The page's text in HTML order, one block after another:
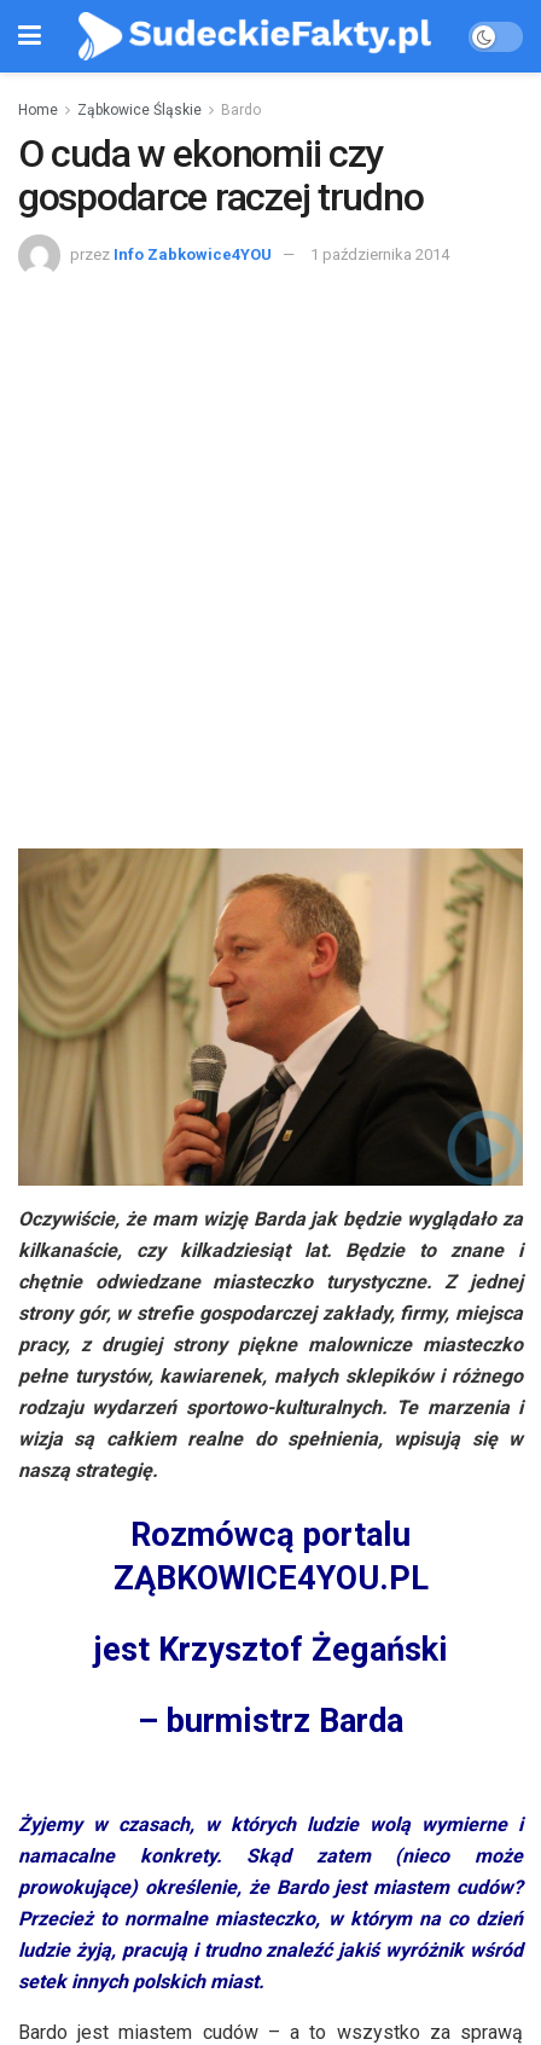
Home Ząbkowice Śląskie Bardo
O cuda w ekonomii czy
gospodarce raczej trudno
przez Info Zabkowice4YOU 1 października 2014
Oczywiście, że mam wizję Barda jak będzie wyglądało za
kilkanaście, czy kilkadziesiąt lat. Będzie to znane i
chętnie odwiedzane miasteczko turystyczne. Z jednej
strony gór, w strefie gospodarczej zakłady, firmy, miejsca
pracy, z drugiej strony piękne malownicze miasteczko
pełne turystów, kawiarenek, małych sklepików i różnego
rodzaju wydarzeń sportowo-kulturalnych. Te marzenia i
wizja są całkiem realne do spełnienia, wpisują się w
naszą strategię.
Rozmówcą portalu
ZĄBKOWICE4YOU.PL
jest Krzysztof Żegański
– burmistrz Barda
Żyjemy w czasach, w których ludzie wolą wymierne i
namacalne konkrety. Skąd zatem (nieco może
prowokujące) określenie, że Bardo jest miastem cudów?
Przecież to normalne miasteczko, w którym na co dzień
ludzie żyją, pracują i trudno znaleźć jakiś wyróżnik wśród
setek innych polskich miast.
Bardo jest miastem cudów – a to wszystko za sprawą